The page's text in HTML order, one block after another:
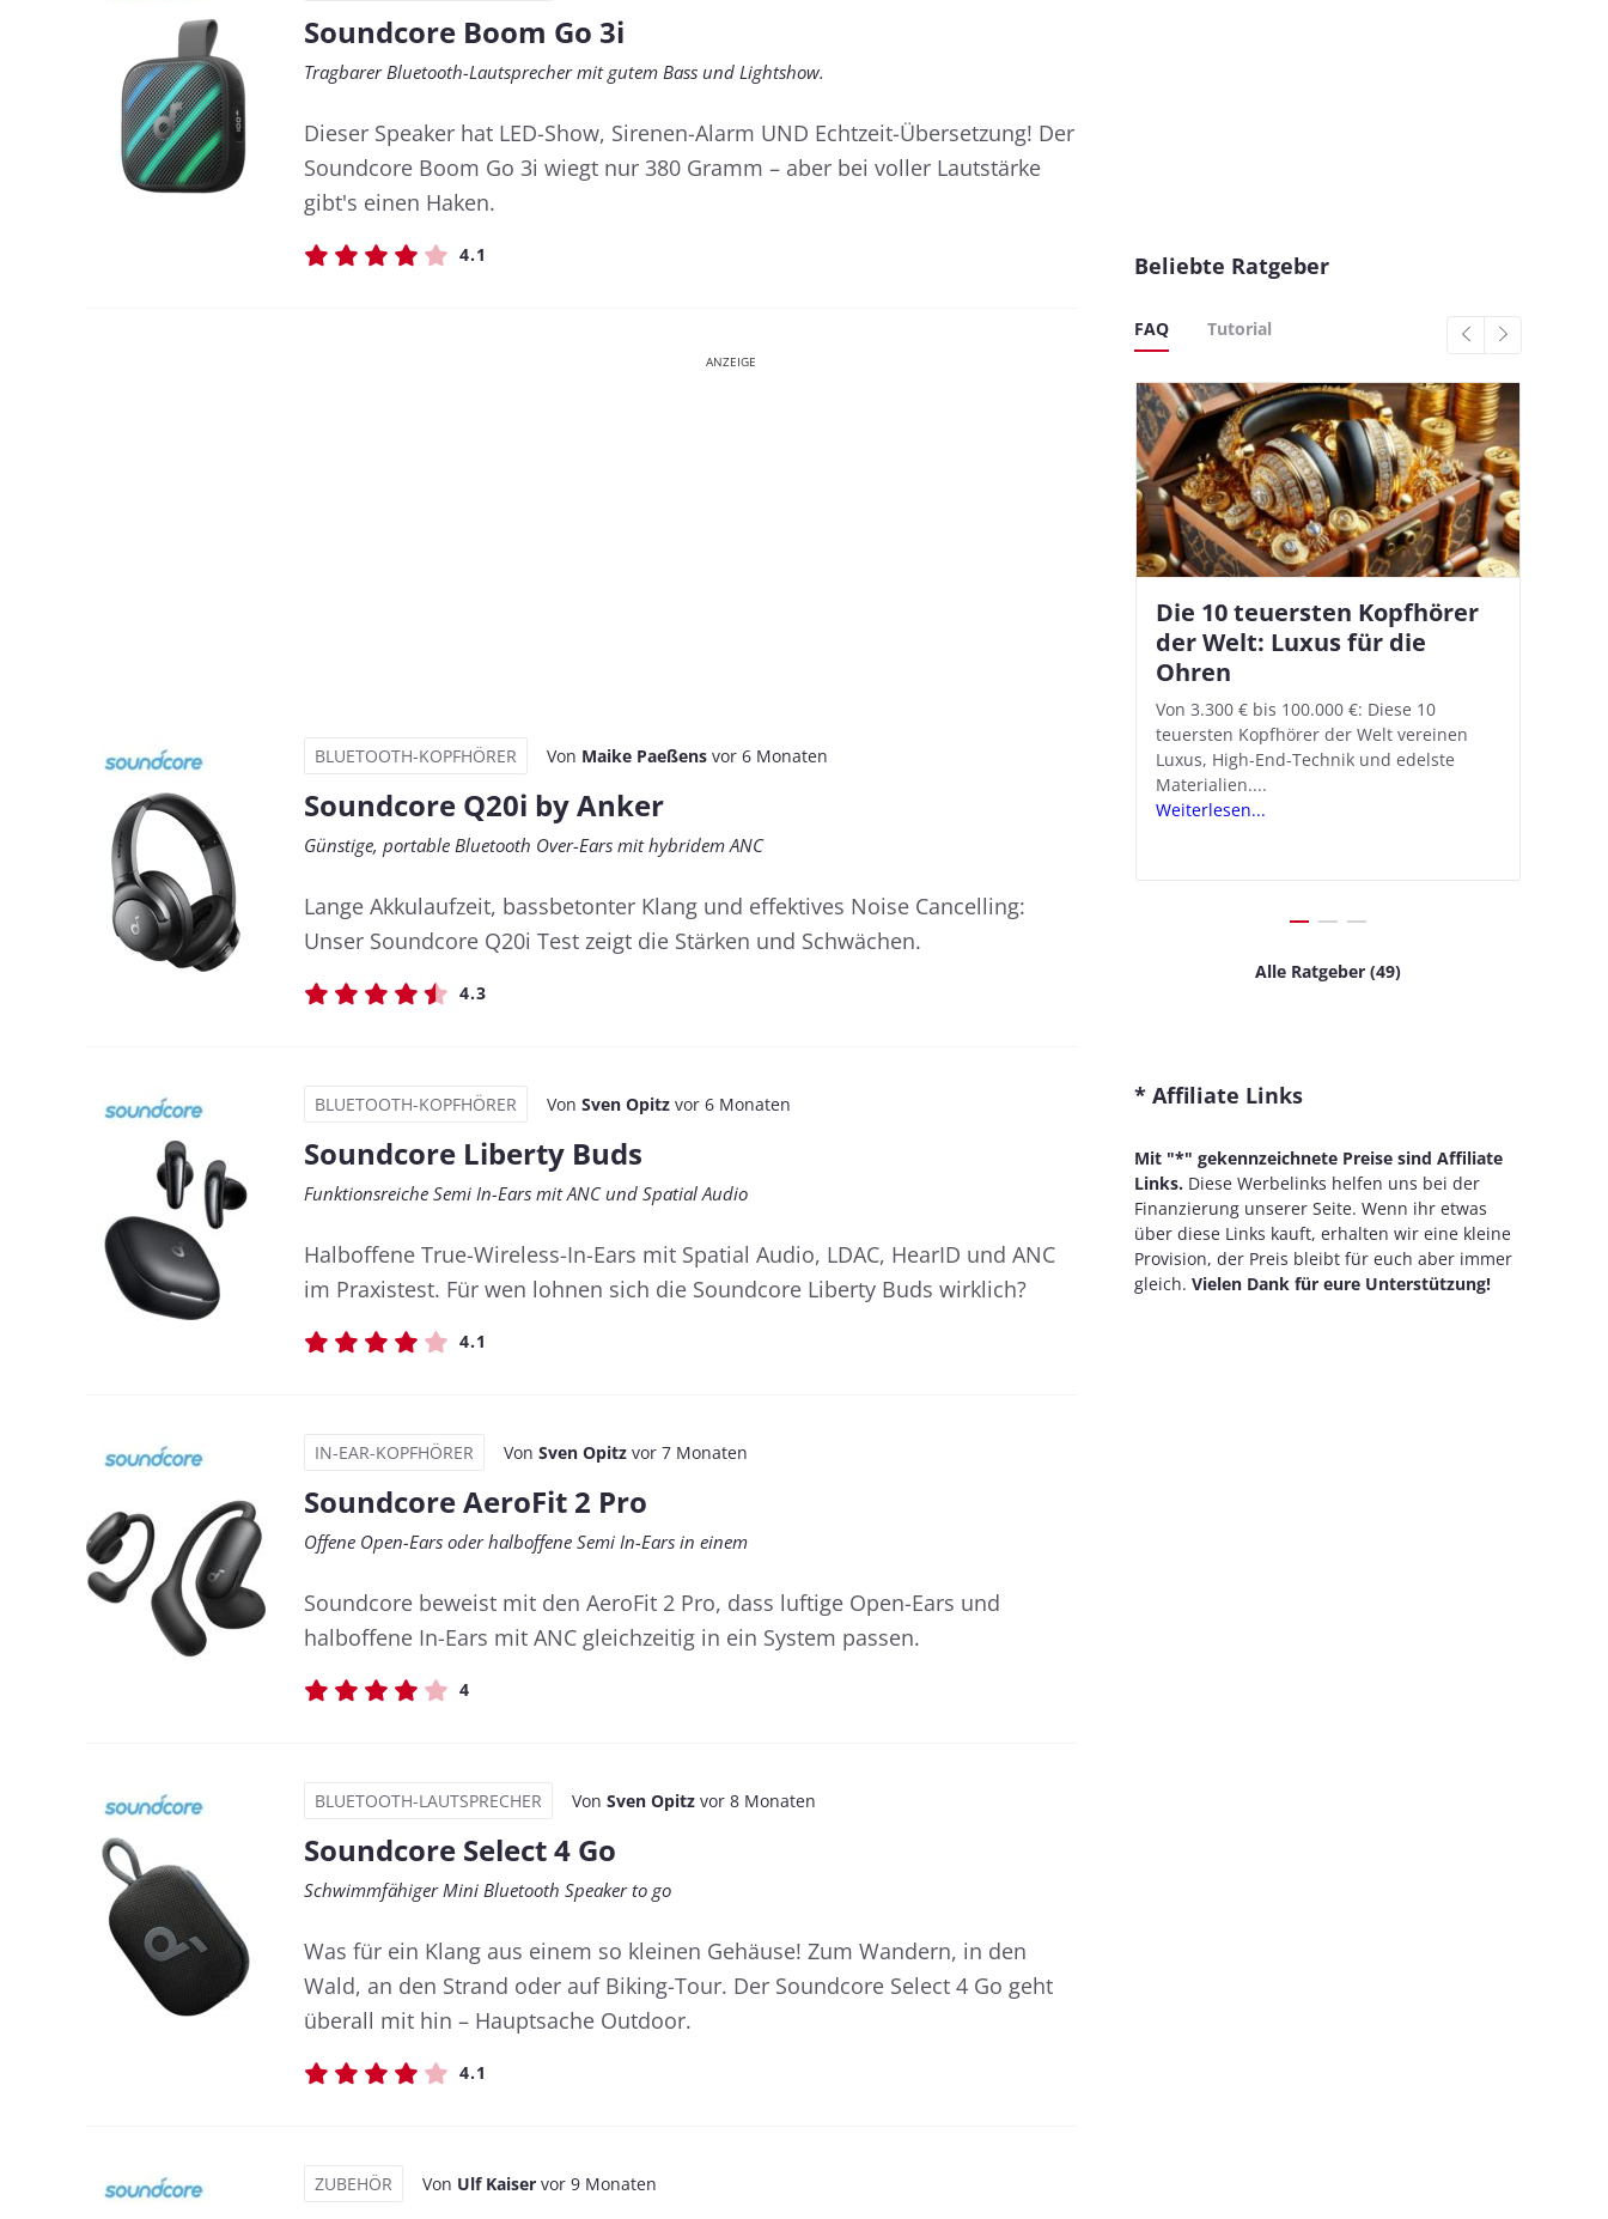
Soundcore Boom Go 3i
Tragbarer Bluetooth-Lautsprecher mit gutem Bass und Lightshow.
Dieser Speaker hat LED-Show, Sirenen-Alarm UND Echtzeit-Übersetzung! Der
Soundcore Boom Go 3i wiegt nur 380 Gramm – aber bei voller Lautstärke
gibt's einen Haken.
4.1
ANZEIGE
BLUETOOTH-KOPFHÖRER Von Maike Paeßens vor 6 Monaten
Soundcore Q20i by Anker
Günstige, portable Bluetooth Over-Ears mit hybridem ANC
Lange Akkulaufzeit, bassbetonter Klang und effektives Noise Cancelling:
Unser Soundcore Q20i Test zeigt die Stärken und Schwächen.
4.3
BLUETOOTH-KOPFHÖRER Von Sven Opitz vor 6 Monaten
Soundcore Liberty Buds
Funktionsreiche Semi In-Ears mit ANC und Spatial Audio
Halboffene True-Wireless-In-Ears mit Spatial Audio, LDAC, HearID und ANC
im Praxistest. Für wen lohnen sich die Soundcore Liberty Buds wirklich?
4.1
IN-EAR-KOPFHÖRER Von Sven Opitz vor 7 Monaten
Soundcore AeroFit 2 Pro
Offene Open-Ears oder halboffene Semi In-Ears in einem
Soundcore beweist mit den AeroFit 2 Pro, dass luftige Open-Ears und
halboffene In-Ears mit ANC gleichzeitig in ein System passen.
4
BLUETOOTH-LAUTSPRECHER Von Sven Opitz vor 8 Monaten
Soundcore Select 4 Go
Schwimmfähiger Mini Bluetooth Speaker to go
Was für ein Klang aus einem so kleinen Gehäuse! Zum Wandern, in den
Wald, an den Strand oder auf Biking-Tour. Der Soundcore Select 4 Go geht
überall mit hin – Hauptsache Outdoor.
4.1
ZUBEHÖR Von Ulf Kaiser vor 9 Monaten
Beliebte Ratgeber
FAQ Tutorial
Weiterlesen...
Die 10 teuersten Kopfhörer
der Welt: Luxus für die
Ohren
Von 3.300 € bis 100.000 €: Diese 10
teuersten Kopfhörer der Welt vereinen
Luxus, High-End-Technik und edelste
Materialien....
Weiterlesen...
von Amazon besitzt, kann ganz einfach
Apple AirPods Pro 2 und iOS
18.1: So richtet ihr das neue
Hörgeräte-Feature ein
Mit iOS 18.1 und den AirPods Pro 2
verwandelt Apple seine In-Ear-Kopfhörer
in kostengünstige Hörhilfen. In wenigen
Schritten...
Weiterlesen...
Alle Ratgeber (49)
* Affiliate Links
Mit "*" gekennzeichnete Preise sind Affiliate
Links. Diese Werbelinks helfen uns bei der
Finanzierung unserer Seite. Wenn ihr etwas
über diese Links kauft, erhalten wir eine kleine
Provision, der Preis bleibt für euch aber immer
gleich. Vielen Dank für eure Unterstützung!